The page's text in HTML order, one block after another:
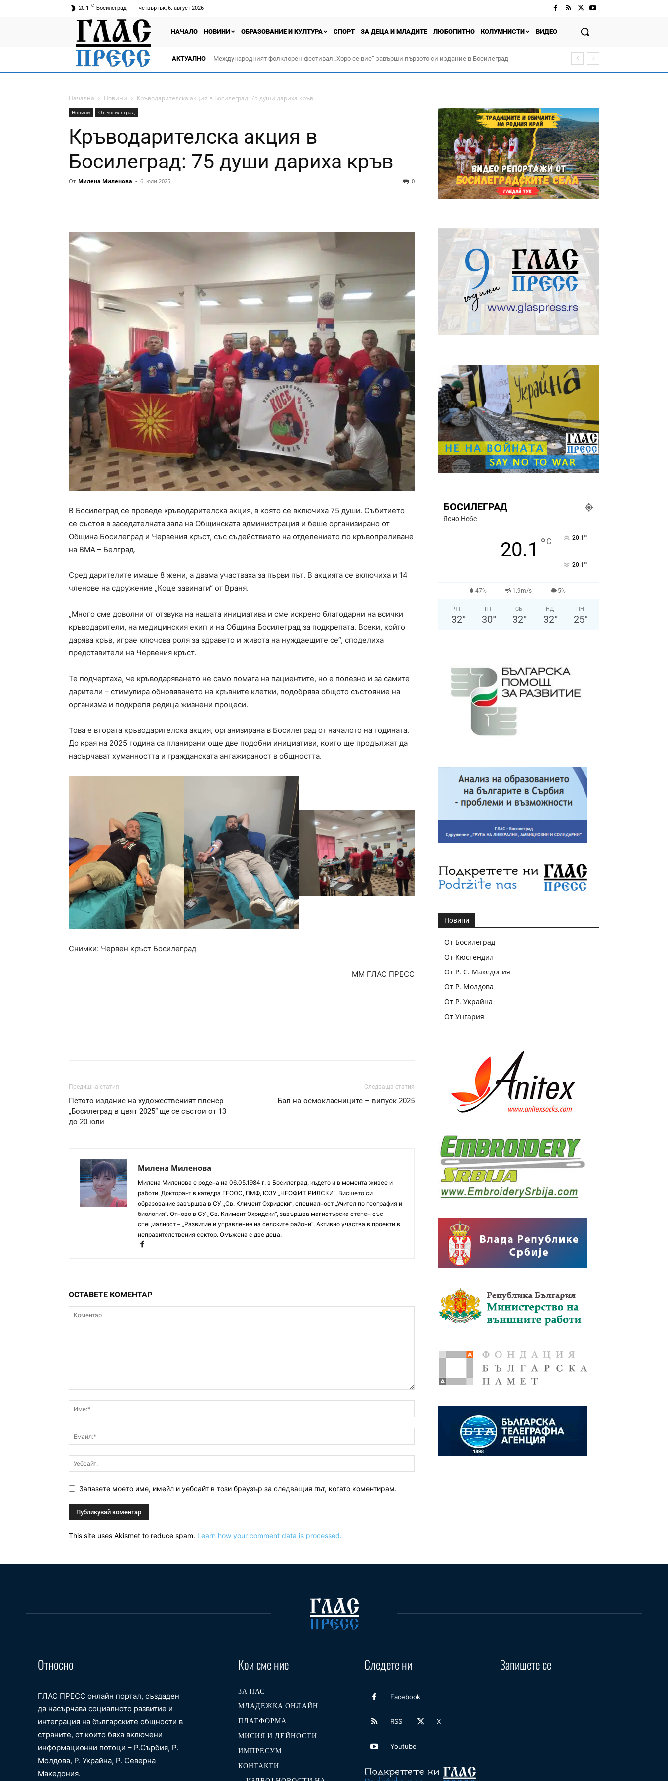
20.1 C Босилеград четвъртък, 6. август 2026
НАЧАЛО НОВИНИ ОБРАЗОВАНИЕ И КУЛТУРА СПОРТ ЗА ДЕЦА И МЛАДИТЕ ЛЮБОПИТНО КОЛУМНИСТИ ВИДЕО
АКТУАЛНО Международният фолклорен фестивал „Хоро се вие“ завърши първото си издание в Босилеград
Начална Новини Кръводарителска акция в Босилеград: 75 души дариха кръв
Новини От Босилеград
Кръводарителска акция в
Босилеград: 75 души дариха кръв
От Милена Миленова - 6. юли 2025 0
В Босилеград се проведе кръводарителска акция, в която се включиха 75 души. Събитието
се състоя в заседателната зала на Общинската администрация и беше организирано от
Община Босилеград и Червения кръст, със съдействието на отделението по кръвопреливане
на ВМА – Белград.
Сред дарителите имаше 8 жени, а двама участваха за първи път. В акцията се включиха и 14
членове на сдружение „Коце завинаги“ от Враня.
„Много сме доволни от отзвука на нашата инициатива и сме искрено благодарни на всички
кръводарители, на медицинския екип и на Община Босилеград за подкрепата. Всеки, който
дарява кръв, играе ключова роля за здравето и живота на нуждаещите се“, споделиха
представители на Червения кръст.
Те подчертаха, че кръводаряването не само помага на пациентите, но е полезно и за самите
дарители – стимулира обновяването на кръвните клетки, подобрява общото състояние на
организма и подкрепя редица жизнени процеси.
Това е втората кръводарителска акция, организирана в Босилеград от началото на годината.
До края на 2025 година са планирани още две подобни инициативи, които ще продължат да
насърчават хуманността и гражданската ангажираност в общността.
Снимки: Червен кръст Босилеград
ММ ГЛАС ПРЕСС
Предишна статия
Петото издание на художественият пленер
„Босилеград в цвят 2025” ще се състои от 13
до 20 юли
Следваща статия
Бал на осмокласниците – випуск 2025
Милена Миленова
Милена Миленова е родена на 06.05.1984 г. в Босилеград, където и в момента живее и
работи. Докторант в катедра ГЕООС, ПМФ, ЮЗУ „НЕОФИТ РИЛСКИ“. Висшето си
образование завършва в СУ ,,Св. Климент Охридски”, специалност „Учител по география и
биология”. Отново в СУ „Св. Климент Охридски”, завършва магистърска степен със
специалност – „Развитие и управление на селските райони”. Активно участва в проекти в
неправителствения сектор. Омъжена с две деца.
ОСТАВЕТЕ КОМЕНТАР
Запазете моето име, имейл и уебсайт в този браузър за следващия път, когато коментирам.
This site uses Akismet to reduce spam. Learn how your comment data is processed.
БОСИЛЕГРАД
Ясно Небе
20.1 °C 20.1 °
20.1 °
47% 1.9m/s 5%
ЧТ
32°
ПТ
30°
СБ
32°
НД
32°
ПН
25°
Новини
От Босилеград
От Кюстендил
От Р. С. Македония
От Р. Молдова
От Р. Украйна
От Унгария
Относно
ГЛАС ПРЕСС онлайн портал, създаден
да насърчава социалното развитие и
интеграция на българските общности в
страните, от които бяха включени
информационни потоци – Р.Сърбия, Р.
Молдова, Р. Украйна, Р. Северна
Македония.
Кои сме ние
ЗА НАС
МЛАДЕЖКА ОНЛАЙН
ПЛАТФОРМА
МИСИЯ И ДЕЙНОСТИ
ИМПРЕСУМ
КОНТАКТИ
Следете ни
Facebook
RSS X
Youtube
Запишете се